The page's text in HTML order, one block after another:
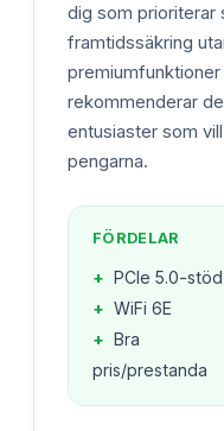
dig som prioriterar
framtidssäkring
rekommenderar
entusiaster som
pengarna.
FÖRDELAR
+ PCIe 5.0-stöd
+ WiFi 6E
+ Bra
pris/prestanda